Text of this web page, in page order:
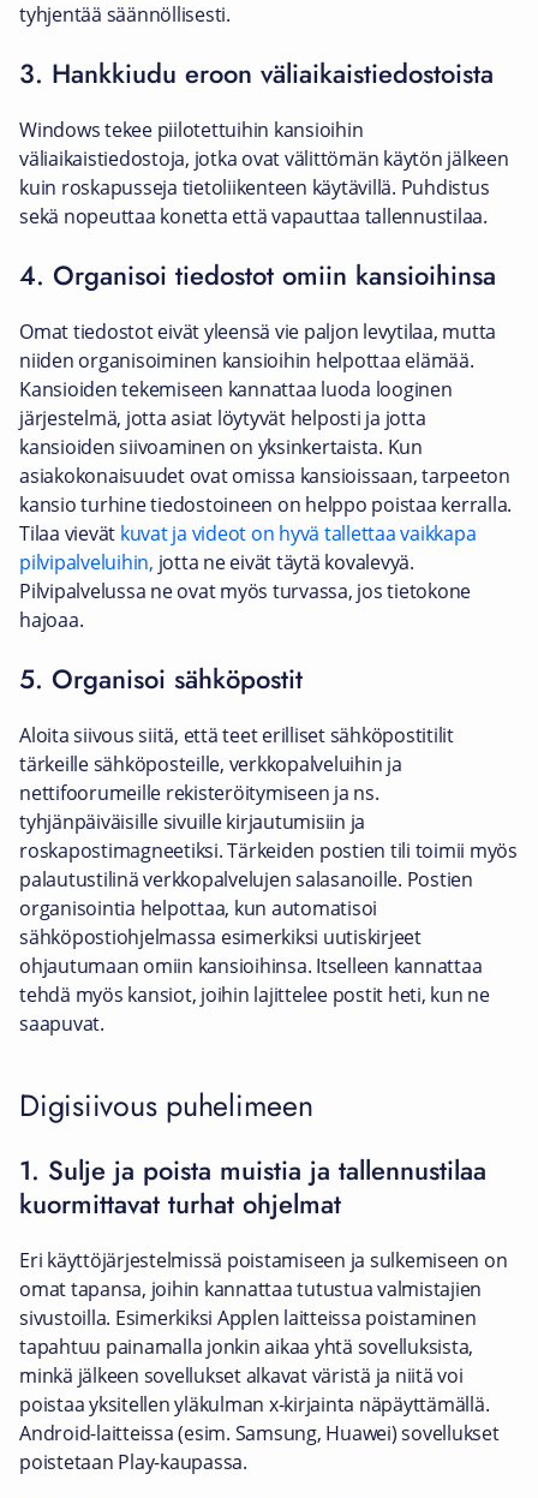
tyhjentää säännöllisesti.
3. Hankkiudu eroon väliaikaistiedostoista
Windows tekee piilotettuihin kansioihin
väliaikaistiedostoja, jotka ovat välittömän käytön jälkeen
kuin roskapusseja tietoliikenteen käytävillä. Puhdistus
sekä nopeuttaa konetta että vapauttaa tallennustilaa.
4. Organisoi tiedostot omiin kansioihinsa
Omat tiedostot eivät yleensä vie paljon levytilaa, mutta
niiden organisoiminen kansioihin helpottaa elämää.
Kansioiden tekemiseen kannattaa luoda looginen
järjestelmä, jotta asiat löytyvät helposti ja jotta
kansioiden siivoaminen on yksinkertaista. Kun
asiakokonaisuudet ovat omissa kansioissaan, tarpeeton
kansio turhine tiedostoineen on helppo poistaa kerralla.
Tilaa vievät kuvat ja videot on hyvä tallettaa vaikkapa
pilvipalveluihin, jotta ne eivät täytä kovalevyä.
Pilvipalvelussa ne ovat myös turvassa, jos tietokone
hajoaa.
5. Organisoi sähköpostit
Aloita siivous siitä, että teet erilliset sähköpostitilit
tärkeille sähköposteille, verkkopalveluihin ja
nettifoorumeille rekisteröitymiseen ja ns.
tyhjänpäiväisille sivuille kirjautumisiin ja
roskapostimagneetiksi. Tärkeiden postien tili toimii myös
palautustilinä verkkopalvelujen salasanoille. Postien
organisointia helpottaa, kun automatisoi
sähköpostiohjelmassa esimerkiksi uutiskirjeet
ohjautumaan omiin kansioihinsa. Itselleen kannattaa
tehdä myös kansiot, joihin lajittelee postit heti, kun ne
saapuvat.
Digisiivous puhelimeen
1. Sulje ja poista muistia ja tallennustilaa
kuormittavat turhat ohjelmat
Eri käyttöjärjestelmissä poistamiseen ja sulkemiseen on
omat tapansa, joihin kannattaa tutustua valmistajien
sivustoilla. Esimerkiksi Applen laitteissa poistaminen
tapahtuu painamalla jonkin aikaa yhtä sovelluksista,
minkä jälkeen sovellukset alkavat väristä ja niitä voi
poistaa yksitellen yläkulman x-kirjainta näpäyttämällä.
Android-laitteissa (esim. Samsung, Huawei) sovellukset
poistetaan Play-kaupassa.